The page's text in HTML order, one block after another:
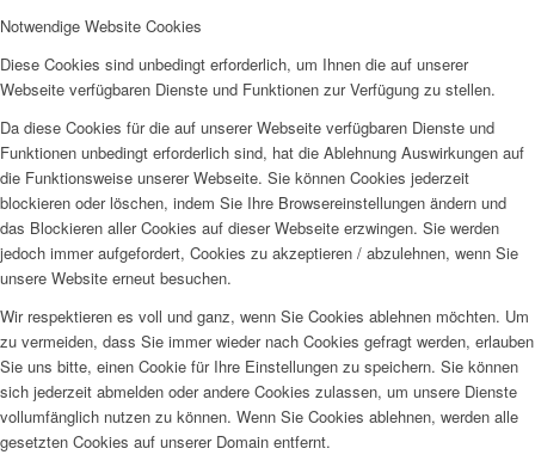
Notwendige Website Cookies
Diese Cookies sind unbedingt erforderlich, um Ihnen die auf unserer
Webseite verfügbaren Dienste und Funktionen zur Verfügung zu stellen.
Da diese Cookies für die auf unserer Webseite verfügbaren Dienste und
Funktionen unbedingt erforderlich sind, hat die Ablehnung Auswirkungen auf
die Funktionsweise unserer Webseite. Sie können Cookies jederzeit
blockieren oder löschen, indem Sie Ihre Browsereinstellungen ändern und
das Blockieren aller Cookies auf dieser Webseite erzwingen. Sie werden
jedoch immer aufgefordert, Cookies zu akzeptieren / abzulehnen, wenn Sie
unsere Website erneut besuchen.
Wir respektieren es voll und ganz, wenn Sie Cookies ablehnen möchten. Um
zu vermeiden, dass Sie immer wieder nach Cookies gefragt werden, erlauben
Sie uns bitte, einen Cookie für Ihre Einstellungen zu speichern. Sie können
sich jederzeit abmelden oder andere Cookies zulassen, um unsere Dienste
vollumfänglich nutzen zu können. Wenn Sie Cookies ablehnen, werden alle
gesetzten Cookies auf unserer Domain entfernt.